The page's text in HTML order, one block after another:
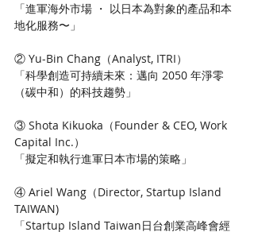
「進軍海外市場 ・ 以日本為對象的產品和本
地化服務〜」
② Yu-Bin Chang（Analyst, ITRI）
「科學創造可持續未來：邁向 2050 年淨零
（碳中和）的科技趨勢」
③ Shota Kikuoka（Founder & CEO, Work
Capital Inc.）
「擬定和執行進軍日本市場的策略」
④ Ariel Wang（Director, Startup Island
TAIWAN)
「Startup Island Taiwan日台創業高峰會經